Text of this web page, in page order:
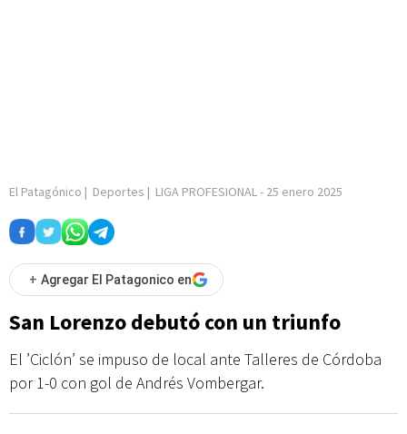
El Patagónico | Deportes | LIGA PROFESIONAL- 25 enero 2025
+ Agregar El Patagonico en
San Lorenzo debutó con un triunfo
El ’Ciclón’ se impuso de local ante Talleres de Córdoba
por 1-0 con gol de Andrés Vombergar.